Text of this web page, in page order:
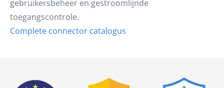
gebruikersbeheer en gestroomlijnde
toegangscontrole.
Complete connector catalogus